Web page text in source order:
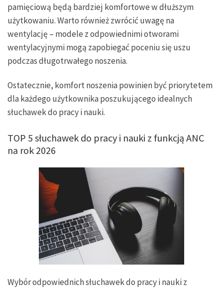
pamięciową będą bardziej komfortowe w dłuższym
użytkowaniu. Warto również zwrócić uwagę na
wentylację – modele z odpowiednimi otworami
wentylacyjnymi mogą zapobiegać poceniu się uszu
podczas długotrwałego noszenia.
Ostatecznie, komfort noszenia powinien być priorytetem
dla każdego użytkownika poszukującego idealnych
słuchawek do pracy i nauki.
TOP 5 słuchawek do pracy i nauki z funkcją ANC
na rok 2026
Wybór odpowiednich słuchawek do pracy i nauki z